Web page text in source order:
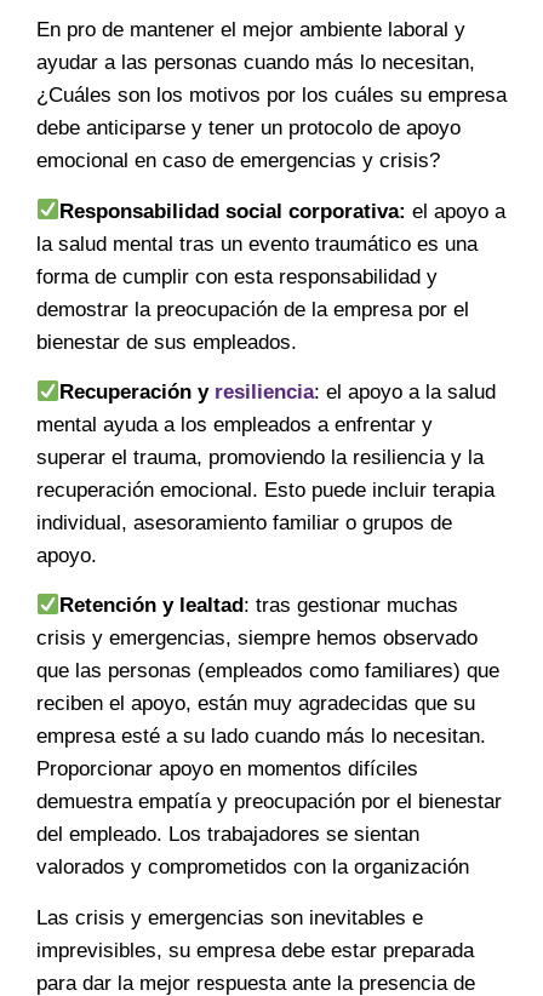
En pro de mantener el mejor ambiente laboral y
ayudar a las personas cuando más lo necesitan,
¿Cuáles son los motivos por los cuáles su empresa
debe anticiparse y tener un protocolo de apoyo
emocional en caso de emergencias y crisis?
Responsabilidad social corporativa:el apoyo a
la salud mental tras un evento traumático es una
forma de cumplir con esta responsabilidad y
demostrar la preocupación de la empresa por el
bienestar de sus empleados.
Recuperación y resiliencia: el apoyo a la salud
mental ayuda a los empleados a enfrentar y
superar el trauma, promoviendo la resiliencia y la
recuperación emocional. Esto puede incluir terapia
individual, asesoramiento familiar o grupos de
apoyo.
Retención y lealtad : tras gestionar muchas
crisis y emergencias, siempre hemos observado
que las personas (empleados como familiares) que
reciben el apoyo, están muy agradecidas que su
empresa esté a su lado cuando más lo necesitan.
Proporcionar apoyo en momentos difíciles
demuestra empatía y preocupación por el bienestar
del empleado. Los trabajadores se sientan
valorados y comprometidos con la organización
Las crisis y emergencias son inevitables e
imprevisibles, su empresa debe estar preparada
para dar la mejor respuesta ante la presencia de